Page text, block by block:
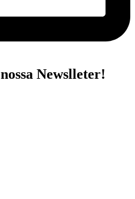
nossa Newslleter!